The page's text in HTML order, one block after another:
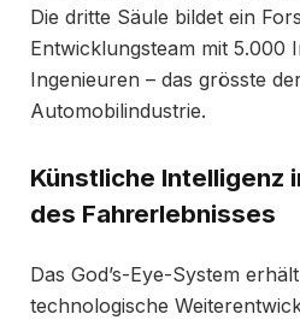
Die dritte Säule bildet ein
Entwicklungsteam mit 5.000
Ingenieuren – das grösste
Automobilindustrie.
Künstliche Intelligenz
des Fahrerlebnisses
Das God’s-Eye-System
technologische